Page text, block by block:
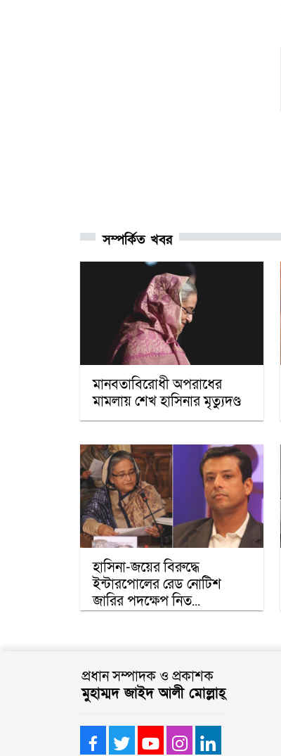
সম্পর্কিত খবর
মানবতাবিরোধী অপরাধের
মামলায় শেখ হাসিনার মৃত্যুদণ্ড
হাসিনা-জয়ের বিরুদ্ধে
ইন্টারপোলের রেড নোটিশ
জারির পদক্ষেপ নিত...
প্রধান সম্পাদক ও প্রকাশক
মুহাম্মদ জাইদ আলী মোল্লাহ্